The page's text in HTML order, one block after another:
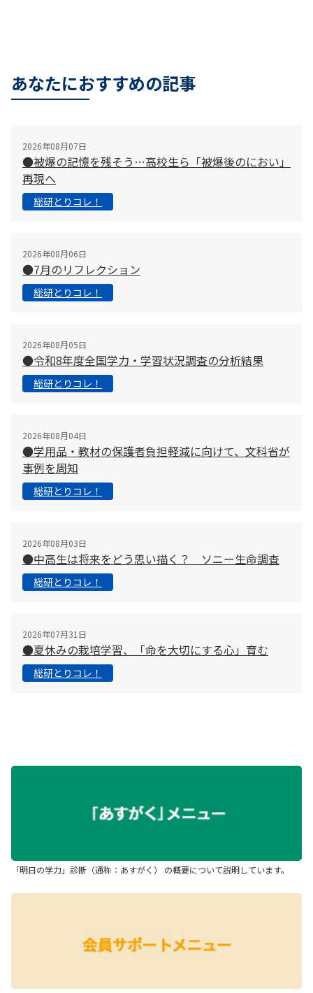
するのは当たり前で、肩書に関係なくお互いの意見を主張
し合うことが物事を進める潤滑油となっています。また、
な必死に勉強している社会です。 振り返ると、今までの
日本は、日本語だけで人生を完結できる温室のような環境
でした。しかし、少子高齢化が進む今後は、労働力を外国
人に頼ることが増え、海外市場に生き残りを賭けなければ
なりません。語学力はもちろん、文化の違いを理解し、異
「Génies en herbe」があります。出題範囲は、歴史上の
人物から理科や英語など幅広く、ディベートもあります。
全員が平等に参加するこのクイズ選手権は、「何のため
「Design Thinking」です。これには「見えない課題を見
つけること」「新しい解決策を作り出すこと」の２つのス
テップがあります。南アフリカの高校で行われた「Design
Thinking」では、「アフリカーンスとコサ、２つのコミュ
う解決策を作り出しました。「学び」がダイレクトに社会
とつながり、「学び」を他人のために役立てる経験は、未
知の未来を切り拓き、生き抜いていく原動力になると思い
ます。前田 智帆さん 兵庫県赤穂市で生まれ育つ。須磨
任。現在は大阪の太平洋人材交流センターに勤務。宮坂
龍一さん 暁星学園高校、筑波大学体育学群卒。柔道漬け
の学生生活を送る。大学卒業後、韓国、中国で日本語教師
として働いたあと、２０１２年から香港で学習塾と日本語
あなたにおすすめの記事
2026年08月07日
●被爆の記憶を残そう…高校生ら「被爆後のにおい」
再現へ
総研とりコレ！
2026年08月06日
●7月のリフレクション
総研とりコレ！
2026年08月05日
●令和8年度全国学力・学習状況調査の分析結果
総研とりコレ！
2026年08月04日
●学用品・教材の保護者負担軽減に向けて、文科省が
事例を周知
総研とりコレ！
2026年08月03日
●中高生は将来をどう思い描く？ ソニー生命調査
総研とりコレ！
2026年07月31日
●夏休みの栽培学習、「命を大切にする心」育む
総研とりコレ！
「明日の学力」診断（通称：あすがく） の概要について説明しています。